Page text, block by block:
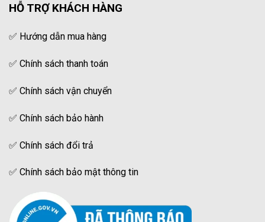
HỖ TRỢ KHÁCH HÀNG
✅ Hướng dẫn mua hàng
✅ Chính sách thanh toán
✅ Chính sách vận chuyển
✅ Chính sách bảo hành
✅ Chính sách đổi trả
✅ Chính sách bảo mật thông tin